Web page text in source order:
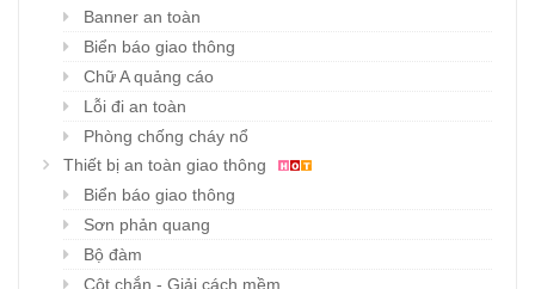
Banner an toàn
Biển báo giao thông
Chữ A quảng cáo
Lỗi đi an toàn
Phòng chống cháy nổ
Thiết bị an toàn giao thông
Biển báo giao thông
Sơn phản quang
Bộ đàm
Cột chắn - Giải cách mềm